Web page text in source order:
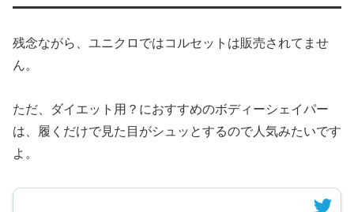
残念ながら、ユニクロではコルセットは販売されてませ
ん。
ただ、ダイエット用？におすすめのボディーシェイパー
は、履くだけで見た目がシュッとするので人気みたいです
よ。